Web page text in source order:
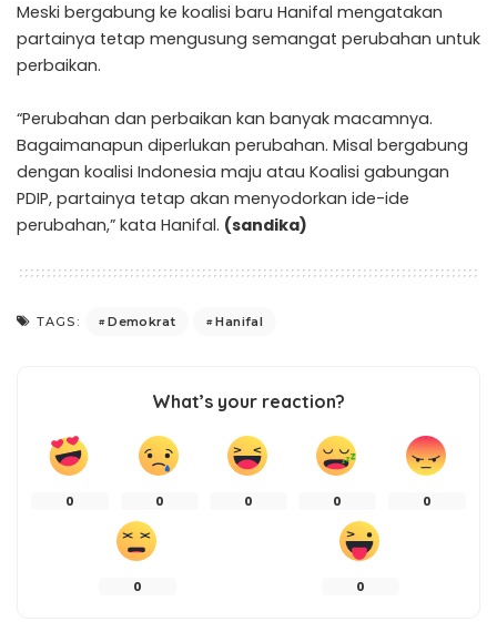
Meski bergabung ke koalisi baru Hanifal mengatakan
partainya tetap mengusung semangat perubahan untuk
perbaikan.
“Perubahan dan perbaikan kan banyak macamnya.
Bagaimanapun diperlukan perubahan. Misal bergabung
dengan koalisi Indonesia maju atau Koalisi gabungan
PDIP, partainya tetap akan menyodorkan ide-ide
perubahan,” kata Hanifal. (sandika)
TAGS: Demokrat Hanifal
What’s your reaction?
0 0 0 0 0
0 0